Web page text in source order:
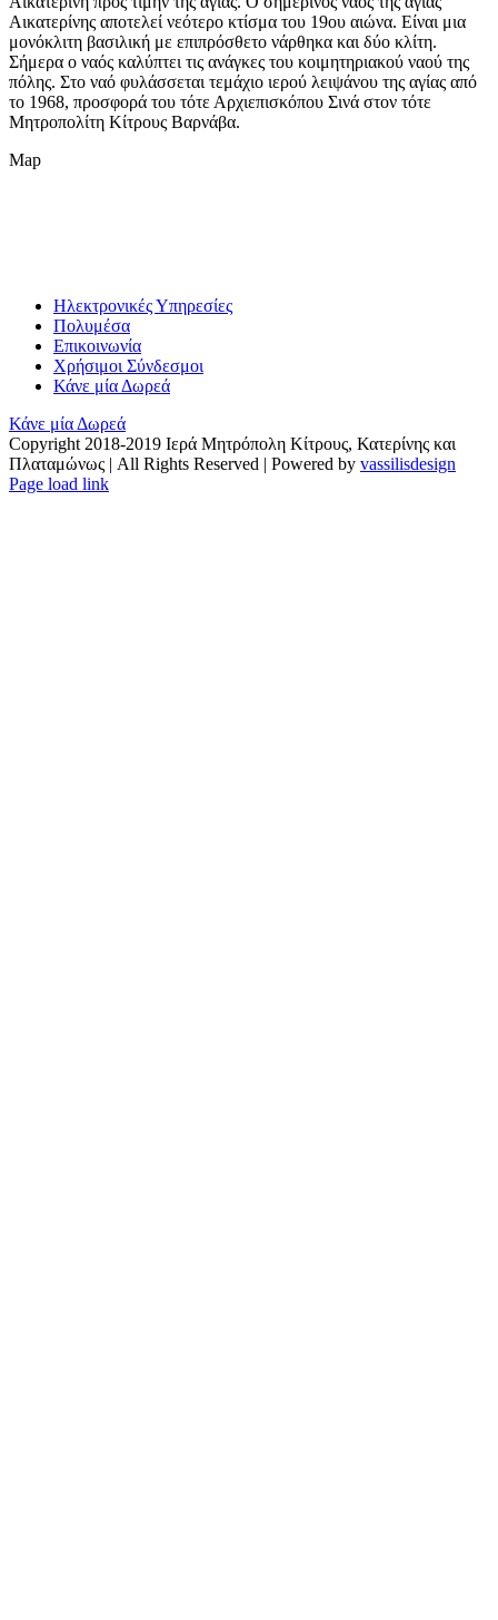
Αικατερίνης αποτελεί νεότερο κτίσμα του 19ου αιώνα. Είναι μια
μονόκλιτη βασιλική με επιπρόσθετο νάρθηκα και δύο κλίτη.
Σήμερα ο ναός καλύπτει τις ανάγκες του κοιμητηριακού ναού της
πόλης. Στο ναό φυλάσσεται τεμάχιο ιερού λειψάνου της αγίας από
το 1968, προσφορά του τότε Αρχιεπισκόπου Σινά στον τότε
Μητροπολίτη Κίτρους Βαρνάβα.
Map
Ηλεκτρονικές Υπηρεσίες
Πολυμέσα
Επικοινωνία
Χρήσιμοι Σύνδεσμοι
Κάνε μία Δωρεά
Κάνε μία Δωρεά
Copyright 2018-2019 Ιερά Μητρόπολη Κίτρους, Κατερίνης και
Πλαταμώνως | All Rights Reserved | Powered by vassilisdesign
Facebook
YouTube
X
Instagram
Page load link